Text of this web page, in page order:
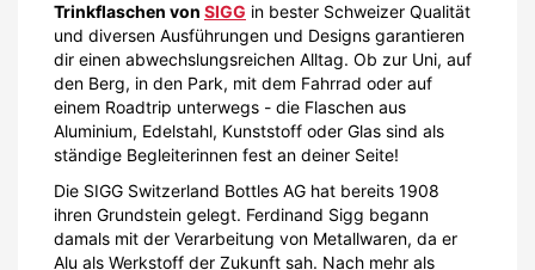
Trinkflaschen von SIGG in bester Schweizer Qualität
und diversen Ausführungen und Designs garantieren
dir einen abwechslungsreichen Alltag. Ob zur Uni, auf
den Berg, in den Park, mit dem Fahrrad oder auf
einem Roadtrip unterwegs - die Flaschen aus
Aluminium, Edelstahl, Kunststoff oder Glas sind als
ständige Begleiterinnen fest an deiner Seite!
Die SIGG Switzerland Bottles AG hat bereits 1908
ihren Grundstein gelegt. Ferdinand Sigg begann
damals mit der Verarbeitung von Metallwaren, da er
Alu als Werkstoff der Zukunft sah. Nach mehr als